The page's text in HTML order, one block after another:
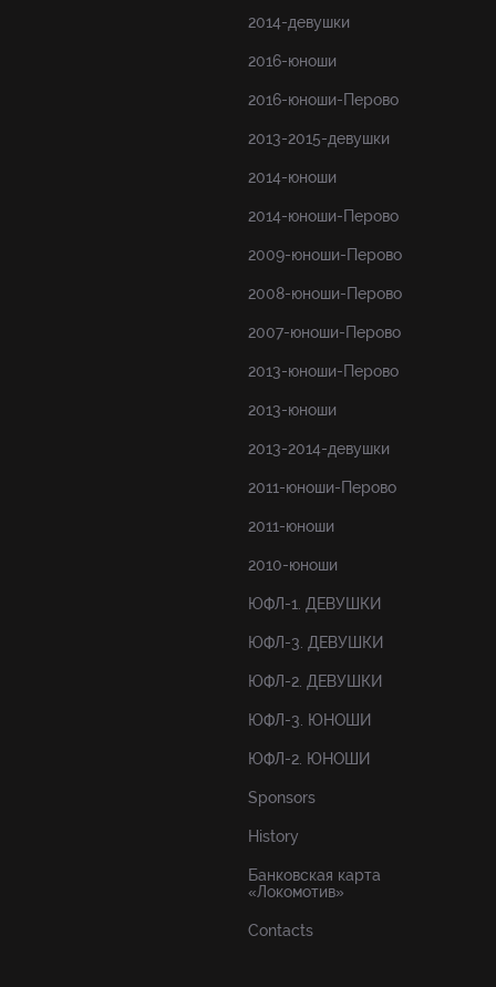
2014-девушки
2016-юноши
2016-юноши-Перово
2013-2015-девушки
2014-юноши
2014-юноши-Перово
2009-юноши-Перово
2008-юноши-Перово
2007-юноши-Перово
2013-юноши-Перово
2013-юноши
2013-2014-девушки
2011-юноши-Перово
2011-юноши
2010-юноши
ЮФЛ-1. ДЕВУШКИ
ЮФЛ-3. ДЕВУШКИ
ЮФЛ-2. ДЕВУШКИ
ЮФЛ-3. ЮНОШИ
ЮФЛ-2. ЮНОШИ
Sponsors
History
Банковская карта
«Локомотив»
Contacts